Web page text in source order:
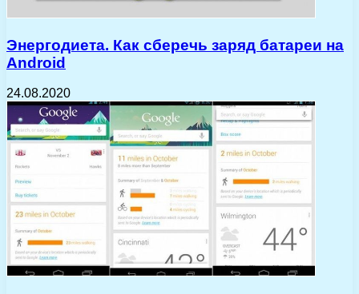
Энергодиета. Как сберечь заряд батареи на
Android
24.08.2020